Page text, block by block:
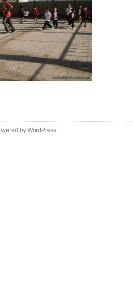
by WordPress.